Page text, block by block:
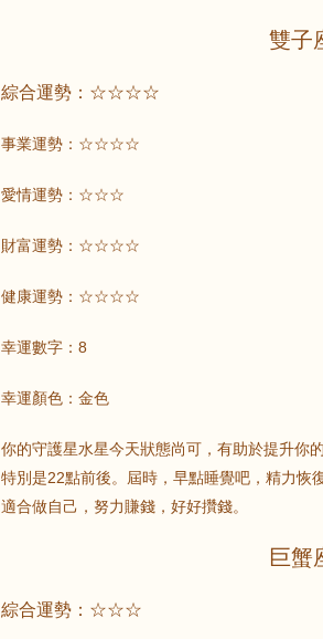
雙子
綜合運勢：☆☆☆☆
事業運勢：☆☆☆☆
愛情運勢：☆☆☆
財富運勢：☆☆☆☆
健康運勢：☆☆☆☆
幸運數字：8
幸運顏色：金色
你的守護星水星今天狀態尚可，有助於提升你
特別是22點前後。屆時，早點睡覺吧，精力恢
適合做自己，努力賺錢，好好攢錢。
巨蟹
綜合運勢：☆☆☆